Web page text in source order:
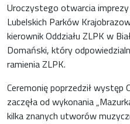
Uroczystego otwarcia
Lubelskich Parków
kierownik Oddziału ZLPK w
Domański, który
ramienia ZLPK.
Ceremonię poprzedził
zaczęła od wykonania
kilka znanych utworów